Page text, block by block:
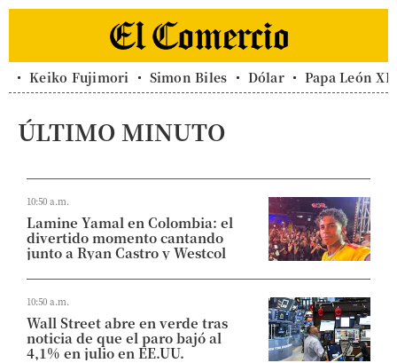
Keiko Fujimori Simon Biles Dólar Papa León
ÚLTIMO MINUTO
10:50 a.m.
Lamine Yamal en Colombia: el
divertido momento cantando
junto a Ryan Castro y Westcol
10:50 a.m.
Wall Street abre en verde tras
noticia de que el paro bajó al
4,1% en julio en EE.UU.